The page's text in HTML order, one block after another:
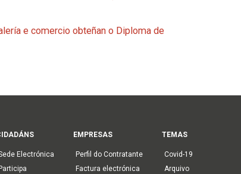
e comercio obteñan o Diploma de
Electrónica
EMPRESAS
Perfil do Contratante
Factura electrónica
TEMAS
Covid-19
Arquivo